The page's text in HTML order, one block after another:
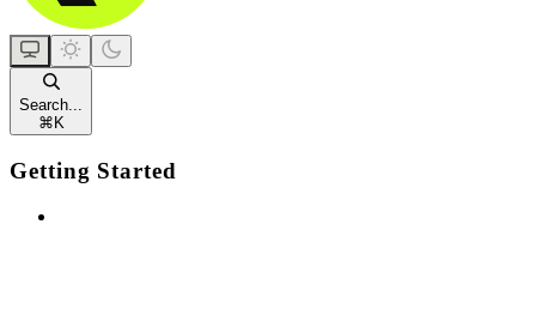
Search...
⌘ K
Getting Started